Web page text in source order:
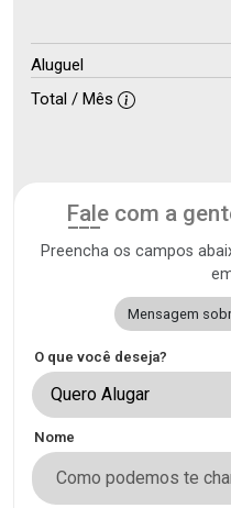
Aluguel
Total / Mês
Fale com a
Preencha os campos
Mensagem
O que você deseja?
Quero Alugar
Nome